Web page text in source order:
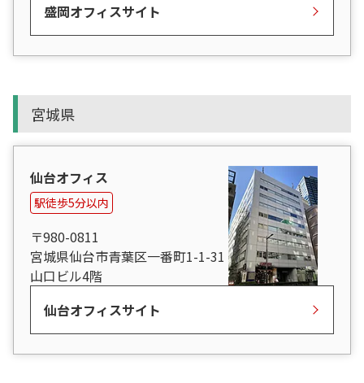
盛岡オフィスサイト
宮城県
仙台オフィス
駅徒歩5分以内
〒980-0811
宮城県仙台市青葉区一番町1-1-31
山口ビル4階
仙台オフィスサイト